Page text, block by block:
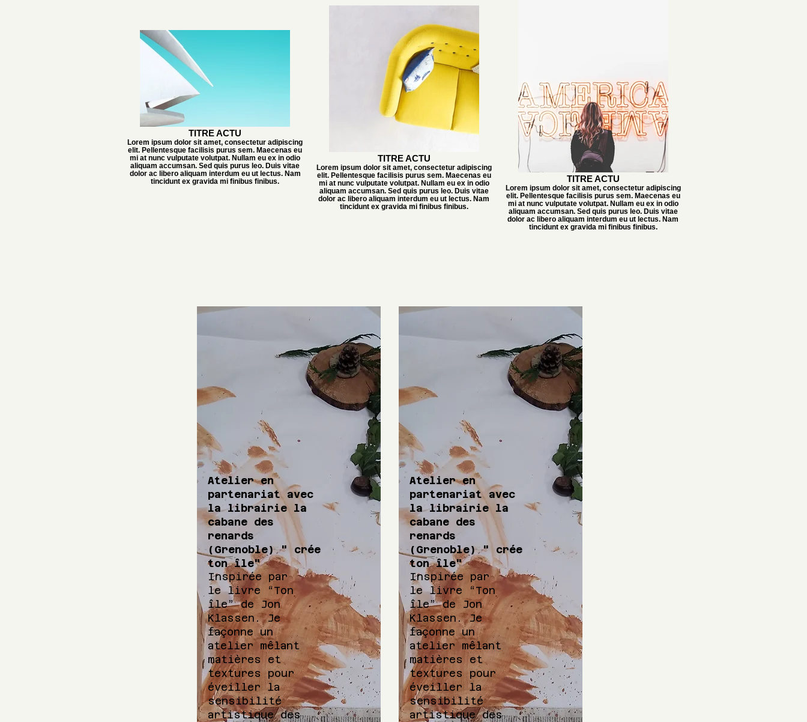
TITRE ACTU
Lorem ipsum dolor sit amet, consectetur adipiscing
elit. Pellentesque facilisis purus sem. Maecenas eu
mi at nunc vulputate volutpat. Nullam eu ex in odio
aliquam accumsan. Sed quis purus leo. Duis vitae
dolor ac libero aliquam interdum eu ut lectus. Nam
tincidunt ex gravida mi finibus finibus.
TITRE ACTU
Lorem ipsum dolor sit amet, consectetur adipiscing
elit. Pellentesque facilisis purus sem. Maecenas eu
mi at nunc vulputate volutpat. Nullam eu ex in odio
aliquam accumsan. Sed quis purus leo. Duis vitae
dolor ac libero aliquam interdum eu ut lectus. Nam
tincidunt ex gravida mi finibus finibus.
TITRE ACTU
Lorem ipsum dolor sit amet, consectetur adipiscing
elit. Pellentesque facilisis purus sem. Maecenas eu
mi at nunc vulputate volutpat. Nullam eu ex in odio
aliquam accumsan. Sed quis purus leo. Duis vitae
dolor ac libero aliquam interdum eu ut lectus. Nam
tincidunt ex gravida mi finibus finibus.
Atelier en
partenariat avec
la librairie la
cabane des
renards
(Grenoble) " crée
ton île"
Inspirée par
le livre “Ton
île” de Jon
Klassen. Je
façonne un
atelier mêlant
matières et
textures pour
éveiller la
sensibilité
artistique des
Atelier en
partenariat avec
la librairie la
cabane des
renards
(Grenoble) " crée
ton île"
Inspirée par
le livre “Ton
île” de Jon
Klassen. Je
façonne un
atelier mêlant
matières et
textures pour
éveiller la
sensibilité
artistique des